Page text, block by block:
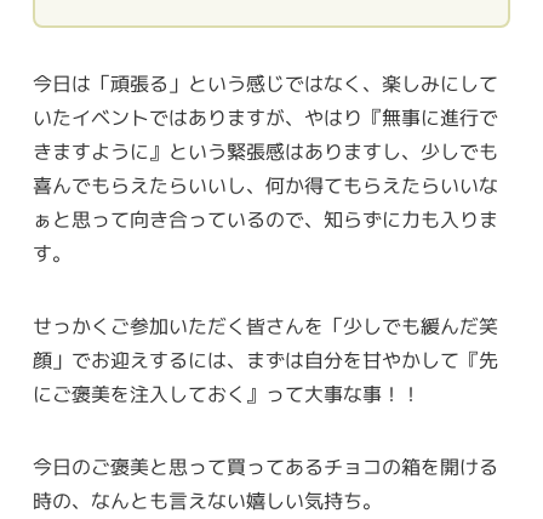
今日は「頑張る」という感じではなく、楽しみにして
いたイベントではありますが、やはり『無事に進行で
きますように』という緊張感はありますし、少しでも
喜んでもらえたらいいし、何か得てもらえたらいいな
ぁと思って向き合っているので、知らずに力も入りま
す。
せっかくご参加いただく皆さんを「少しでも緩んだ笑
顔」でお迎えするには、まずは自分を甘やかして『先
にご褒美を注入しておく』って大事な事！！
今日のご褒美と思って買ってあるチョコの箱を開ける
時の、なんとも言えない嬉しい気持ち。